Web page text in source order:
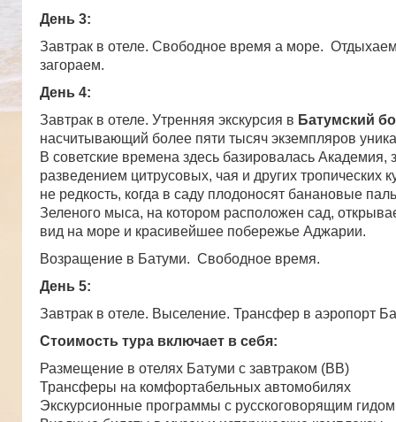
День 3:
Завтрак в отеле. Свободное время а море.
загораем.
День 4:
Завтрак в отеле. Утренняя экскурсия в Батумский
насчитывающий более пяти тысяч экземпляров
В советские времена здесь базировалась
разведением цитрусовых, чая и других тропических
не редкость, когда в саду плодоносят банановые
Зеленого мыса, на котором расположен сад,
вид на море и красивейшее побережье Аджарии.
Возращение в Батуми. Свободное время.
День 5:
Завтрак в отеле. Выселение. Трансфер в аэропорт
Стоимость тура включает в себя:
Размещение в отелях Батуми с завтраком (ВВ)
Трансферы на комфортабельных автомобилях
Экскурсионные программы с русскоговорящим гидом